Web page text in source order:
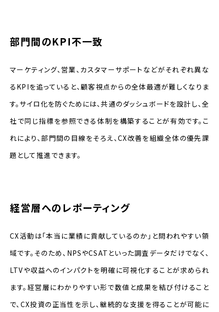
部門間のKPI不一致
マーケティング、営業、カスタマーサポートなどがそれぞれ異な
るKPIを追っていると、顧客視点からの全体最適が難しくなりま
す。サイロ化を防ぐためには、共通のダッシュボードを設計し、全
社で同じ指標を参照できる体制を構築することが有効です。こ
れにより、部門間の目線をそろえ、CX改善を組織全体の優先課
題として推進できます。
経営層へのレポーティング
CX活動は「本当に業績に貢献しているのか」と問われやすい領
域です。そのため、NPSやCSATといった調査データだけでなく、
LTVや収益へのインパクトを明確に可視化することが求められ
ます。経営層にわかりやすい形で数値と成果を結び付けること
で、CX投資の正当性を示し、継続的な支援を得ることが可能に